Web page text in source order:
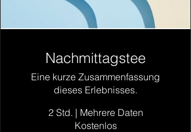
Nachmittagstee
Eine kurze Zusammenfassung
dieses Erlebnisses.
2 Std. | Mehrere Daten
Kostenlos